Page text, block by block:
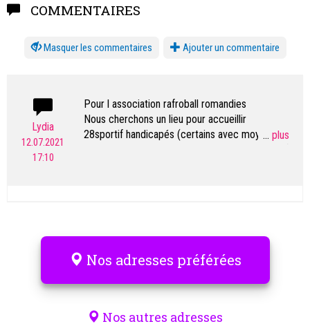
COMMENTAIRES
les commentaires Ajouter un commentaire
Lydia
12.07.2021
17:10
Pour l association rafroball romandies
Nous cherchons un lieu pour accueillir
28sportif handicapés (certains avec moyen
...
Nos adresses préférées
Nos autres adresses